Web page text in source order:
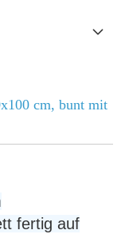
cm, bunt mit
fertig auf